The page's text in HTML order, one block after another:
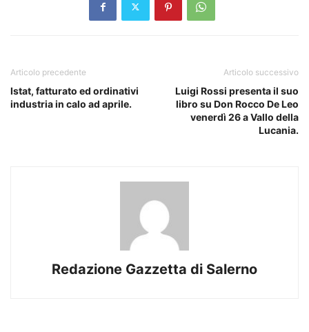
Articolo precedente
Istat, fatturato ed ordinativi
industria in calo ad aprile.
Articolo successivo
Luigi Rossi presenta il suo
libro su Don Rocco De Leo
venerdì 26 a Vallo della
Lucania.
Redazione Gazzetta di Salerno